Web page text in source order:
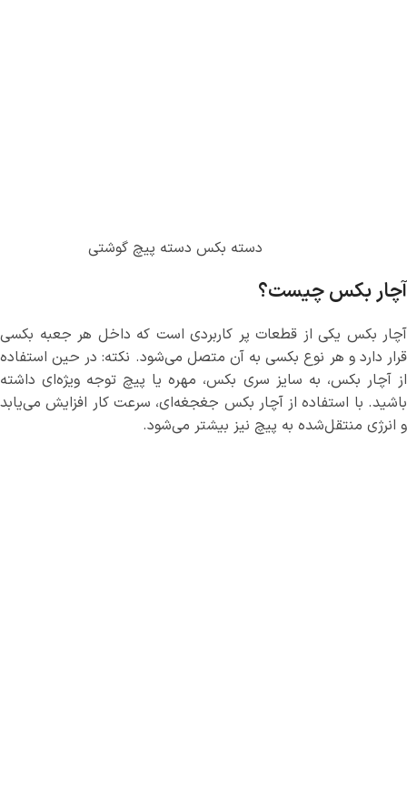
دسته بکس دسته پیچ گوشتی
آچار بکس چیست؟
آچار بکس یکی از قطعات پر کاربردی است که داخل هر جعبه بکسی
قرار دارد و هر نوع بکسی به آن متصل می‌شود. نکته: در حین استفاده
از آچار بکس، به سایز سری بکس، مهره یا پیچ توجه ویژه‌ای داشته
باشید. با استفاده از آچار بکس جغجغه‌ای، سرعت کار افزایش می‌یابد
و انرژی منتقل‌شده به پیچ نیز بیشتر می‌شود.